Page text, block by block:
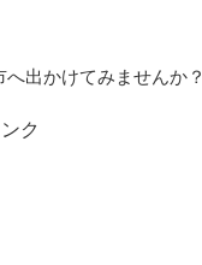
出かけてみませんか？
ク